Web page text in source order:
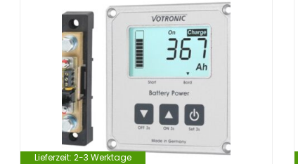
Lieferzeit: 2-3 Werktage